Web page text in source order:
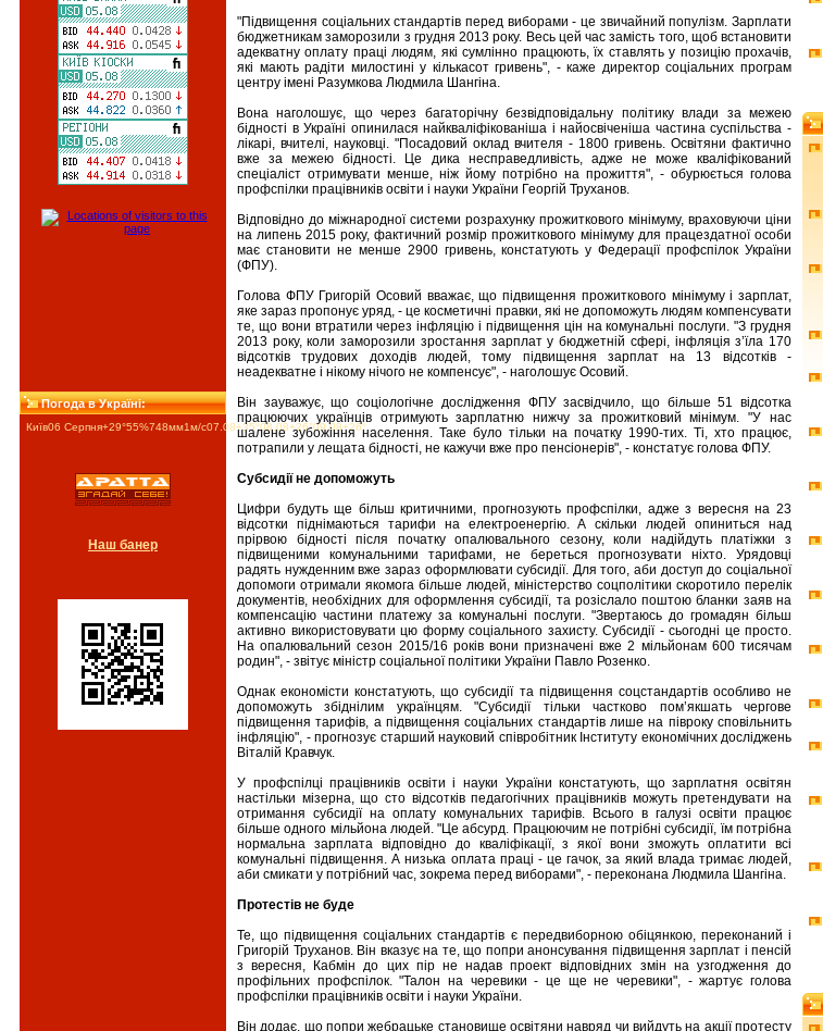
Погода в Україні:
Київ06 Серпня+29°55%748мм1м/c07.08+35°08.08+26°09.08+26°
Наш банер
"Підвищення соціальних стандартів перед виборами - це звичайний популізм. Зарплати
бюджетникам заморозили з грудня 2013 року. Весь цей час замість того, щоб встановити
адекватну оплату праці людям, які сумлінно працюють, їх ставлять у позицію прохачів,
які мають радіти милостині у кількасот гривень", - каже директор соціальних програм
центру імені Разумкова Людмила Шангіна.
Вона наголошує, що через багаторічну безвідповідальну політику влади за межею
бідності в Україні опинилася найкваліфікованіша і найосвіченіша частина суспільства -
лікарі, вчителі, науковці. "Посадовий оклад вчителя - 1800 гривень. Освітяни фактично
вже за межею бідності. Це дика несправедливість, адже не може кваліфікований
спеціаліст отримувати менше, ніж йому потрібно на прожиття", - обурюється голова
профспілки працівників освіти і науки України Георгій Труханов.
Відповідно до міжнародної системи розрахунку прожиткового мінімуму, враховуючи ціни
на липень 2015 року, фактичний розмір прожиткового мінімуму для працездатної особи
має становити не менше 2900 гривень, констатують у Федерації профспілок України
(ФПУ).
Голова ФПУ Григорій Осовий вважає, що підвищення прожиткового мінімуму і зарплат,
яке зараз пропонує уряд, - це косметичні правки, які не допоможуть людям компенсувати
те, що вони втратили через інфляцію і підвищення цін на комунальні послуги. "З грудня
2013 року, коли заморозили зростання зарплат у бюджетній сфері, інфляція з’їла 170
відсотків трудових доходів людей, тому підвищення зарплат на 13 відсотків -
неадекватне і нікому нічого не компенсує", - наголошує Осовий.
Він зауважує, що соціологічне дослідження ФПУ засвідчило, що більше 51 відсотка
працюючих українців отримують зарплатню нижчу за прожитковий мінімум. "У нас
шалене зубожіння населення. Таке було тільки на початку 1990-тих. Ті, хто працює,
потрапили у лещата бідності, не кажучи вже про пенсіонерів", - констатує голова ФПУ.
Субсидії не допоможуть
Цифри будуть ще більш критичними, прогнозують профспілки, адже з вересня на 23
відсотки піднімаються тарифи на електроенергію. А скільки людей опиниться над
прірвою бідності після початку опалювального сезону, коли надійдуть платіжки з
підвищеними комунальними тарифами, не береться прогнозувати ніхто. Урядовці
радять нужденним вже зараз оформлювати субсидії. Для того, аби доступ до соціальної
допомоги отримали якомога більше людей, міністерство соцполітики скоротило перелік
документів, необхідних для оформлення субсидії, та розіслало поштою бланки заяв на
компенсацію частини платежу за комунальні послуги. "Звертаюсь до громадян більш
активно використовувати цю форму соціального захисту. Субсидії - сьогодні це просто.
На опалювальний сезон 2015/16 років вони призначені вже 2 мільйонам 600 тисячам
родин", - звітує міністр соціальної політики України Павло Розенко.
Однак економісти констатують, що субсидії та підвищення соцстандартів особливо не
допоможуть збіднілим українцям. "Субсидії тільки частково пом’якшать чергове
підвищення тарифів, а підвищення соціальних стандартів лише на півроку сповільнить
інфляцію", - прогнозує старший науковий співробітник Інституту економічних досліджень
Віталій Кравчук.
У профспілці працівників освіти і науки України констатують, що зарплатня освітян
настільки мізерна, що сто відсотків педагогічних працівників можуть претендувати на
отримання субсидії на оплату комунальних тарифів. Всього в галузі освіти працює
більше одного мільйона людей. "Це абсурд. Працюючим не потрібні субсидії, їм потрібна
нормальна зарплата відповідно до кваліфікації, з якої вони зможуть оплатити всі
комунальні підвищення. А низька оплата праці - це гачок, за який влада тримає людей,
аби смикати у потрібний час, зокрема перед виборами", - переконана Людмила Шангіна.
Протестів не буде
Те, що підвищення соціальних стандартів є передвиборною обіцянкою, переконаний і
Григорій Труханов. Він вказує на те, що попри анонсування підвищення зарплат і пенсій
з вересня, Кабмін до цих пір не надав проект відповідних змін на узгодження до
профільних профспілок. "Талон на черевики - це ще не черевики", - жартує голова
профспілки працівників освіти і науки України.
Він додає, що попри жебрацьке становище освітяни навряд чи вийдуть на акції протесту